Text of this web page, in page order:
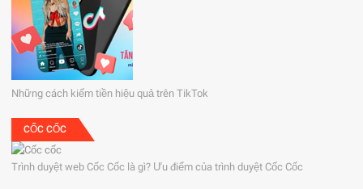
Những cách kiếm tiền hiệu quả trên TikTok
CỐC CỐC
Trình duyệt web Cốc Cốc là gì? Ưu điểm của trình duyệt Cốc Cốc